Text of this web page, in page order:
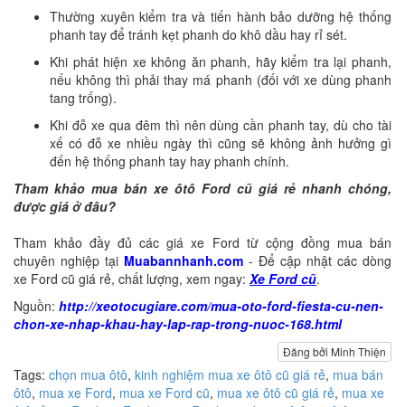
Thường xuyên kiểm tra và tiến hành bảo dưỡng hệ thống
phanh tay để tránh kẹt phanh do khô dầu hay rỉ sét.
Khi phát hiện xe không ăn phanh, hãy kiểm tra lại phanh,
nếu không thì phải thay má phanh (đối với xe dùng phanh
tang trống).
Khi đỗ xe qua đêm thì nên dùng cần phanh tay, dù cho tài
xế có đỗ xe nhiều ngày thì cũng sẽ không ảnh hưởng gì
đến hệ thống phanh tay hay phanh chính.
Tham khảo mua bán xe ôtô Ford cũ giá rẻ nhanh chóng,
được giá ở đâu?
Tham khảo đầy đủ các giá xe Ford từ cộng đồng mua bán
chuyên nghiệp tại Muabannhanh.com - Để cập nhật các dòng
xe Ford cũ giá rẻ, chất lượng, xem ngay: Xe Ford cũ.
Nguồn: http://xeotocugiare.com/mua-oto-ford-fiesta-cu-nen-
chon-xe-nhap-khau-hay-lap-rap-trong-nuoc-168.html
Đăng bởi Minh Thiện
Tags: chọn mua ôtô, kinh nghiệm mua xe ôtô cũ giá rẻ, mua bán
ôtô, mua xe Ford, mua xe Ford cũ, mua xe ôtô cũ giá rẻ, mua xe